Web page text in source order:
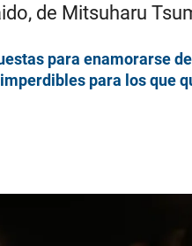
de Mitsuharu
para enamorarse
para los que